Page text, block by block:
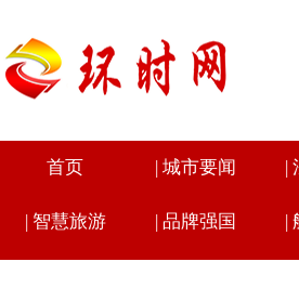
首页 | 城市要闻 |
| 智慧旅游 | 品牌强国 |